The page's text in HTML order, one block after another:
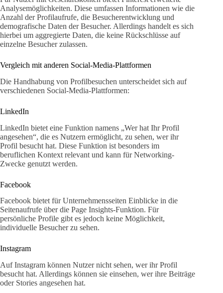
Analysemöglichkeiten. Diese umfassen Informationen wie die
Anzahl der Profilaufrufe, die Besucherentwicklung und
demografische Daten der Besucher. Allerdings handelt es sich
hierbei um aggregierte Daten, die keine Rückschlüsse auf
einzelne Besucher zulassen.
Vergleich mit anderen Social-Media-Plattformen
Die Handhabung von Profilbesuchen unterscheidet sich auf
verschiedenen Social-Media-Plattformen:
LinkedIn
LinkedIn bietet eine Funktion namens „Wer hat Ihr Profil
angesehen“, die es Nutzern ermöglicht, zu sehen, wer ihr
Profil besucht hat. Diese Funktion ist besonders im
beruflichen Kontext relevant und kann für Networking-
Zwecke genutzt werden.
Facebook
Facebook bietet für Unternehmensseiten Einblicke in die
Seitenaufrufe über die Page Insights-Funktion. Für
persönliche Profile gibt es jedoch keine Möglichkeit,
individuelle Besucher zu sehen.
Instagram
Auf Instagram können Nutzer nicht sehen, wer ihr Profil
besucht hat. Allerdings können sie einsehen, wer ihre Beiträge
oder Stories angesehen hat.